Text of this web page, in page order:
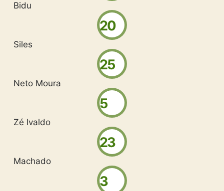
Bidu
20
Siles
25
Neto Moura
5
Zé Ivaldo
23
Machado
3